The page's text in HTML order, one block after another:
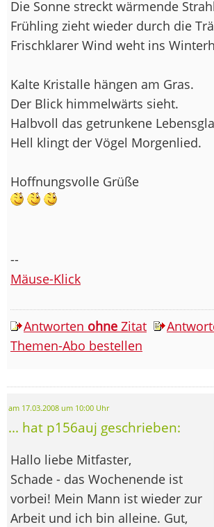
Die Sonne streckt wärmende
Frühling zieht wieder durch die
Frischklarer Wind weht ins
Kalte Kristalle hängen am Gras.
Der Blick himmelwärts sieht.
Halbvoll das getrunkene
Hell klingt der Vögel Morgenlied.
Hoffnungsvolle Grüße
--
Mäuse-Klick
Antworten ohne Zitat
Themen-Abo bestellen
am 17.03.2008 um 10:00 Uhr
... hat p156auj geschrieben:
Hallo liebe Mitfaster,
Schade - das Wochenende ist
vorbei! Mein Mann ist wieder zur
Arbeit und ich bin alleine. Gut,